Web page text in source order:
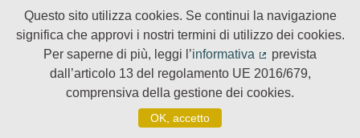
Questo sito utilizza cookies. Se continui la navigazione
significa che approvi i nostri termini di utilizzo dei cookies.
Per saperne di più, leggi l’informativa
(Collegamento
prevista
dall’articolo 13 del regolamento UE 2016/679,
comprensiva della gestione dei cookies.
OK, accetto